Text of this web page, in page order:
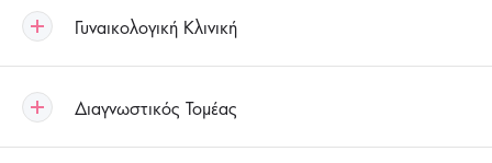
Γυναικολογική Κλινική
Διαγνωστικός Τομέας